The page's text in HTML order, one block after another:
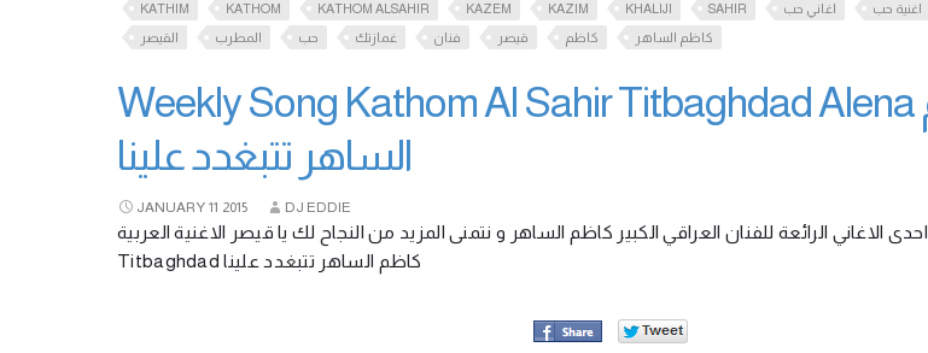
KATHIM
KATHOM KATHOM ALSAHIR KAZEM KAZIM KHALIJI SAHIR اغاني حب اغنية حب
القيصر
المطرب حب غمازتك فنان قيصر كاظم كاظم الساهر
Weekly Song Kathom Al Sahir Titbaghdad Alena كاظم
الساهر تتبغدد علينا
JANUARY 11 2015 DJ EDDIE
احدى الاغاني الرائعة للفنان العراقي الكبير كاظم الساهر و نتمنى المزيد من النجاح لك يا قيصر الاغنية العربية Kathom Al Sahir –
Titbaghdad كاظم الساهر تتبغدد علينا